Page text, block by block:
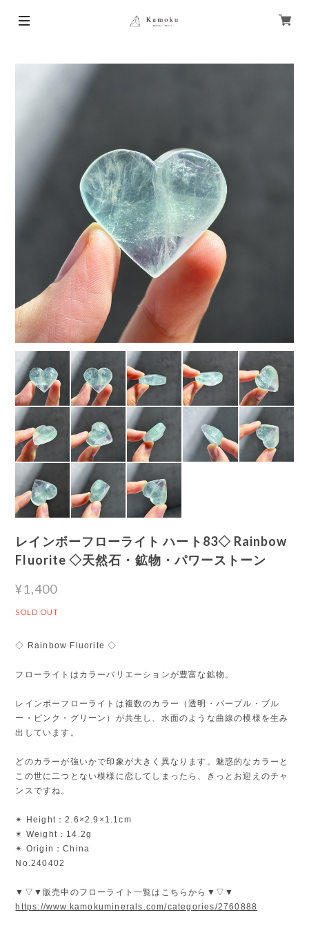
レインボーフローライト ハート83◇ Rainbow
Fluorite ◇天然石・鉱物・パワーストーン
¥1,400
SOLD OUT
◇ Rainbow Fluorite ◇
フローライトはカラーバリエーションが豊富な鉱物。
レインボーフローライトは複数のカラー（透明・パープル・ブル
ー・ピンク・グリーン）が共生し、水面のような曲線の模様を生み
出しています。
どのカラーが強いかで印象が大きく異なります。魅惑的なカラーと
この世に二つとない模様に恋してしまったら、きっとお迎えのチャ
ンスですね。
✴︎ Height：2.6×2.9×1.1cm
✴︎ Weight：14.2g
✴︎ Origin：China
No.240402
▼▽▼販売中のフローライト一覧はこちらから▼▽▼
https://www.kamokuminerals.com/categories/2760888